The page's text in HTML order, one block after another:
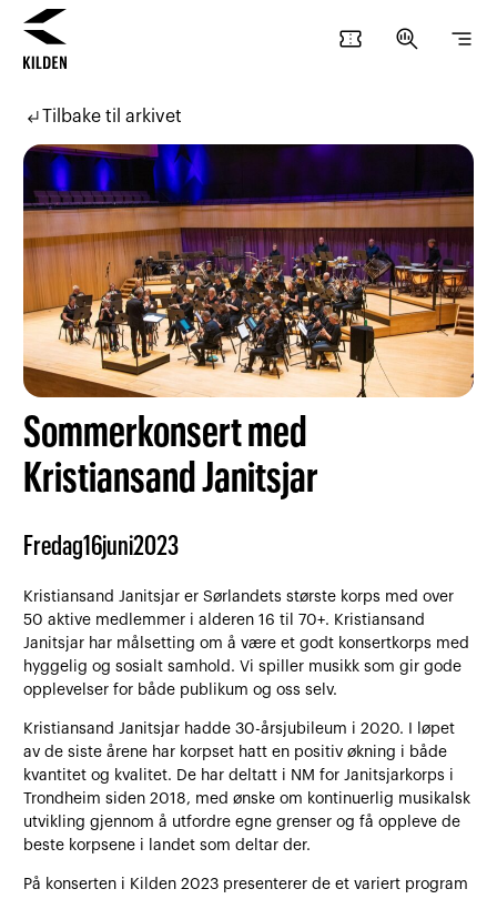
confirmation_number search_insights segment
subdirectory_arrow_leftTilbake til arkivet
Sommerkonsert med
Kristiansand Janitsjar
Fredag16juni2023
Kristiansand Janitsjar er Sørlandets største korps med over
50 aktive medlemmer i alderen 16 til 70+. Kristiansand
Janitsjar har målsetting om å være et godt konsertkorps med
hyggelig og sosialt samhold. Vi spiller musikk som gir gode
opplevelser for både publikum og oss selv.
Kristiansand Janitsjar hadde 30-årsjubileum i 2020. I løpet
av de siste årene har korpset hatt en positiv økning i både
kvantitet og kvalitet. De har deltatt i NM for Janitsjarkorps i
Trondheim siden 2018, med ønske om kontinuerlig musikalsk
utvikling gjennom å utfordre egne grenser og få oppleve de
beste korpsene i landet som deltar der.
På konserten i Kilden 2023 presenterer de et variert program